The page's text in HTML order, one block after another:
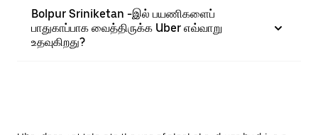
Bolpur Sriniketan -இல் பயணிகளைப்
பாதுகாப்பாக வைத்திருக்க Uber எவ்வாறு
உதவுகிறது?